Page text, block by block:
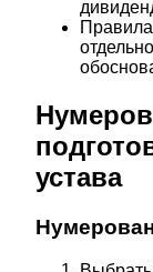
устава